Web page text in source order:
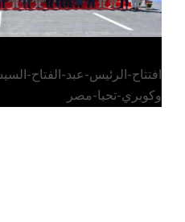
افتتاح-الرئيس-عبد-الفتاح-
وكوبري-تحيا-مصر